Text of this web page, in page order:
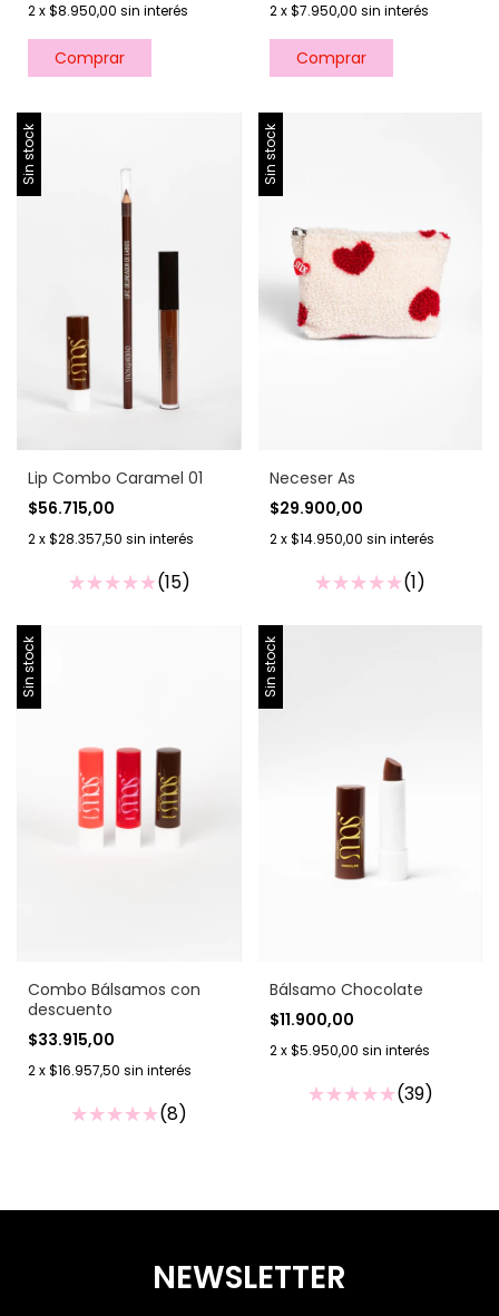
2x$8.950,00 sin interés 2 x$7.950,00 sin interés
Sin stock
Lip Combo Caramel 01
$56.715,00
2x$28.357,50 sin interés
(15)
Sin stock
Neceser As
$29.900,00
2 x$14.950,00 sin interés
(1)
Sin stock
Combo Bálsamos con
descuento
$33.915,00
2x$16.957,50 sin interés
(8)
Sin stock
Bálsamo Chocolate
$11.900,00
2 x$5.950,00 sin interés
(39)
NEWSLETTER